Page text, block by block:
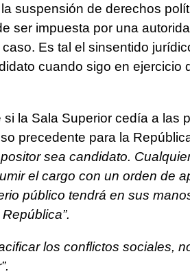
suspensión de derechos
ser impuesta por una
Es tal el sinsentido
cuando sigo en ejercicio
la Sala Superior cedía a las
precedente para la
sea candidato.
el cargo con un orden de
público tendrá en sus
los conflictos sociales,